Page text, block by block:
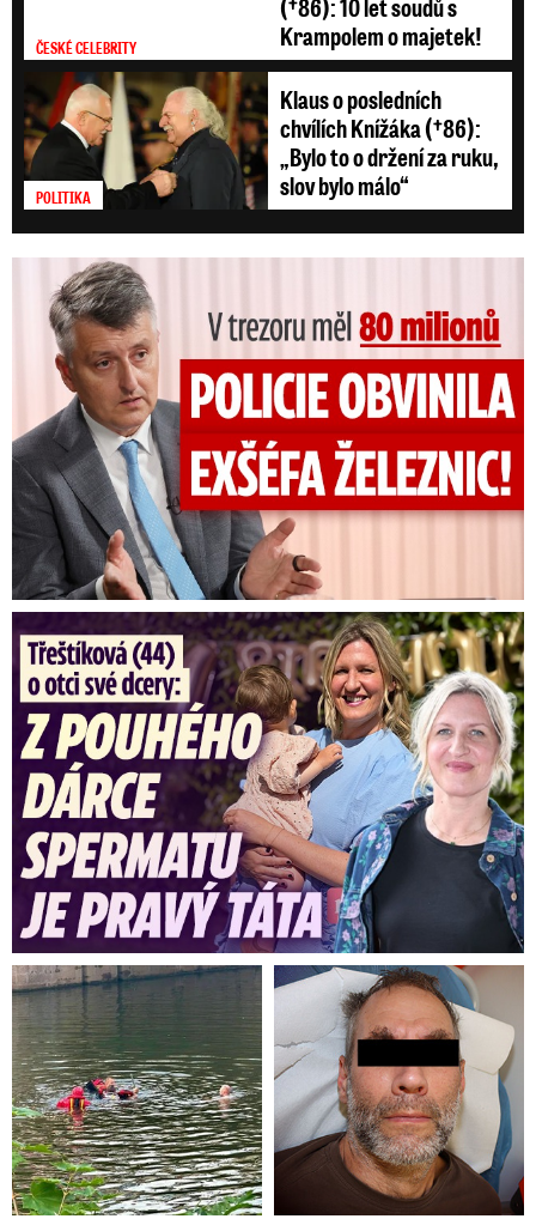
ČESKÉ CELEBRITY
(†86): 10 let soudů s
Krampolem o majetek!
POLITIKA
Klaus o posledních
chvílích Knížáka (†86):
„Bylo to o držení za ruku,
slov bylo málo“
V trezoru měl 80 milionů: Policie obvinila exšéfa železnic!
Třeštíková (44) o otci dcery: Z dárce spermatu pravý táta